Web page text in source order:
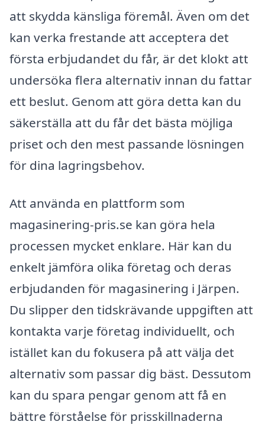
att skydda känsliga föremål. Även om det
kan verka frestande att acceptera det
första erbjudandet du får, är det klokt att
undersöka flera alternativ innan du fattar
ett beslut. Genom att göra detta kan du
säkerställa att du får det bästa möjliga
priset och den mest passande lösningen
för dina lagringsbehov.
Att använda en plattform som
magasinering-pris.se kan göra hela
processen mycket enklare. Här kan du
enkelt jämföra olika företag och deras
erbjudanden för magasinering i Järpen.
Du slipper den tidskrävande uppgiften att
kontakta varje företag individuellt, och
istället kan du fokusera på att välja det
alternativ som passar dig bäst. Dessutom
kan du spara pengar genom att få en
bättre förståelse för prisskillnaderna